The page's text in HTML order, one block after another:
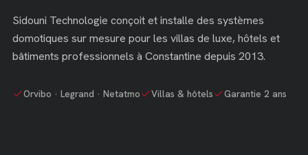
Sidouni Technologie conçoit et installe des systèmes
domotiques sur mesure pour les villas de luxe, hôtels et
bâtiments professionnels à Constantine depuis 2013.
Orvibo · Legrand · Netatmo Villas & hôtels Garantie 2 ans